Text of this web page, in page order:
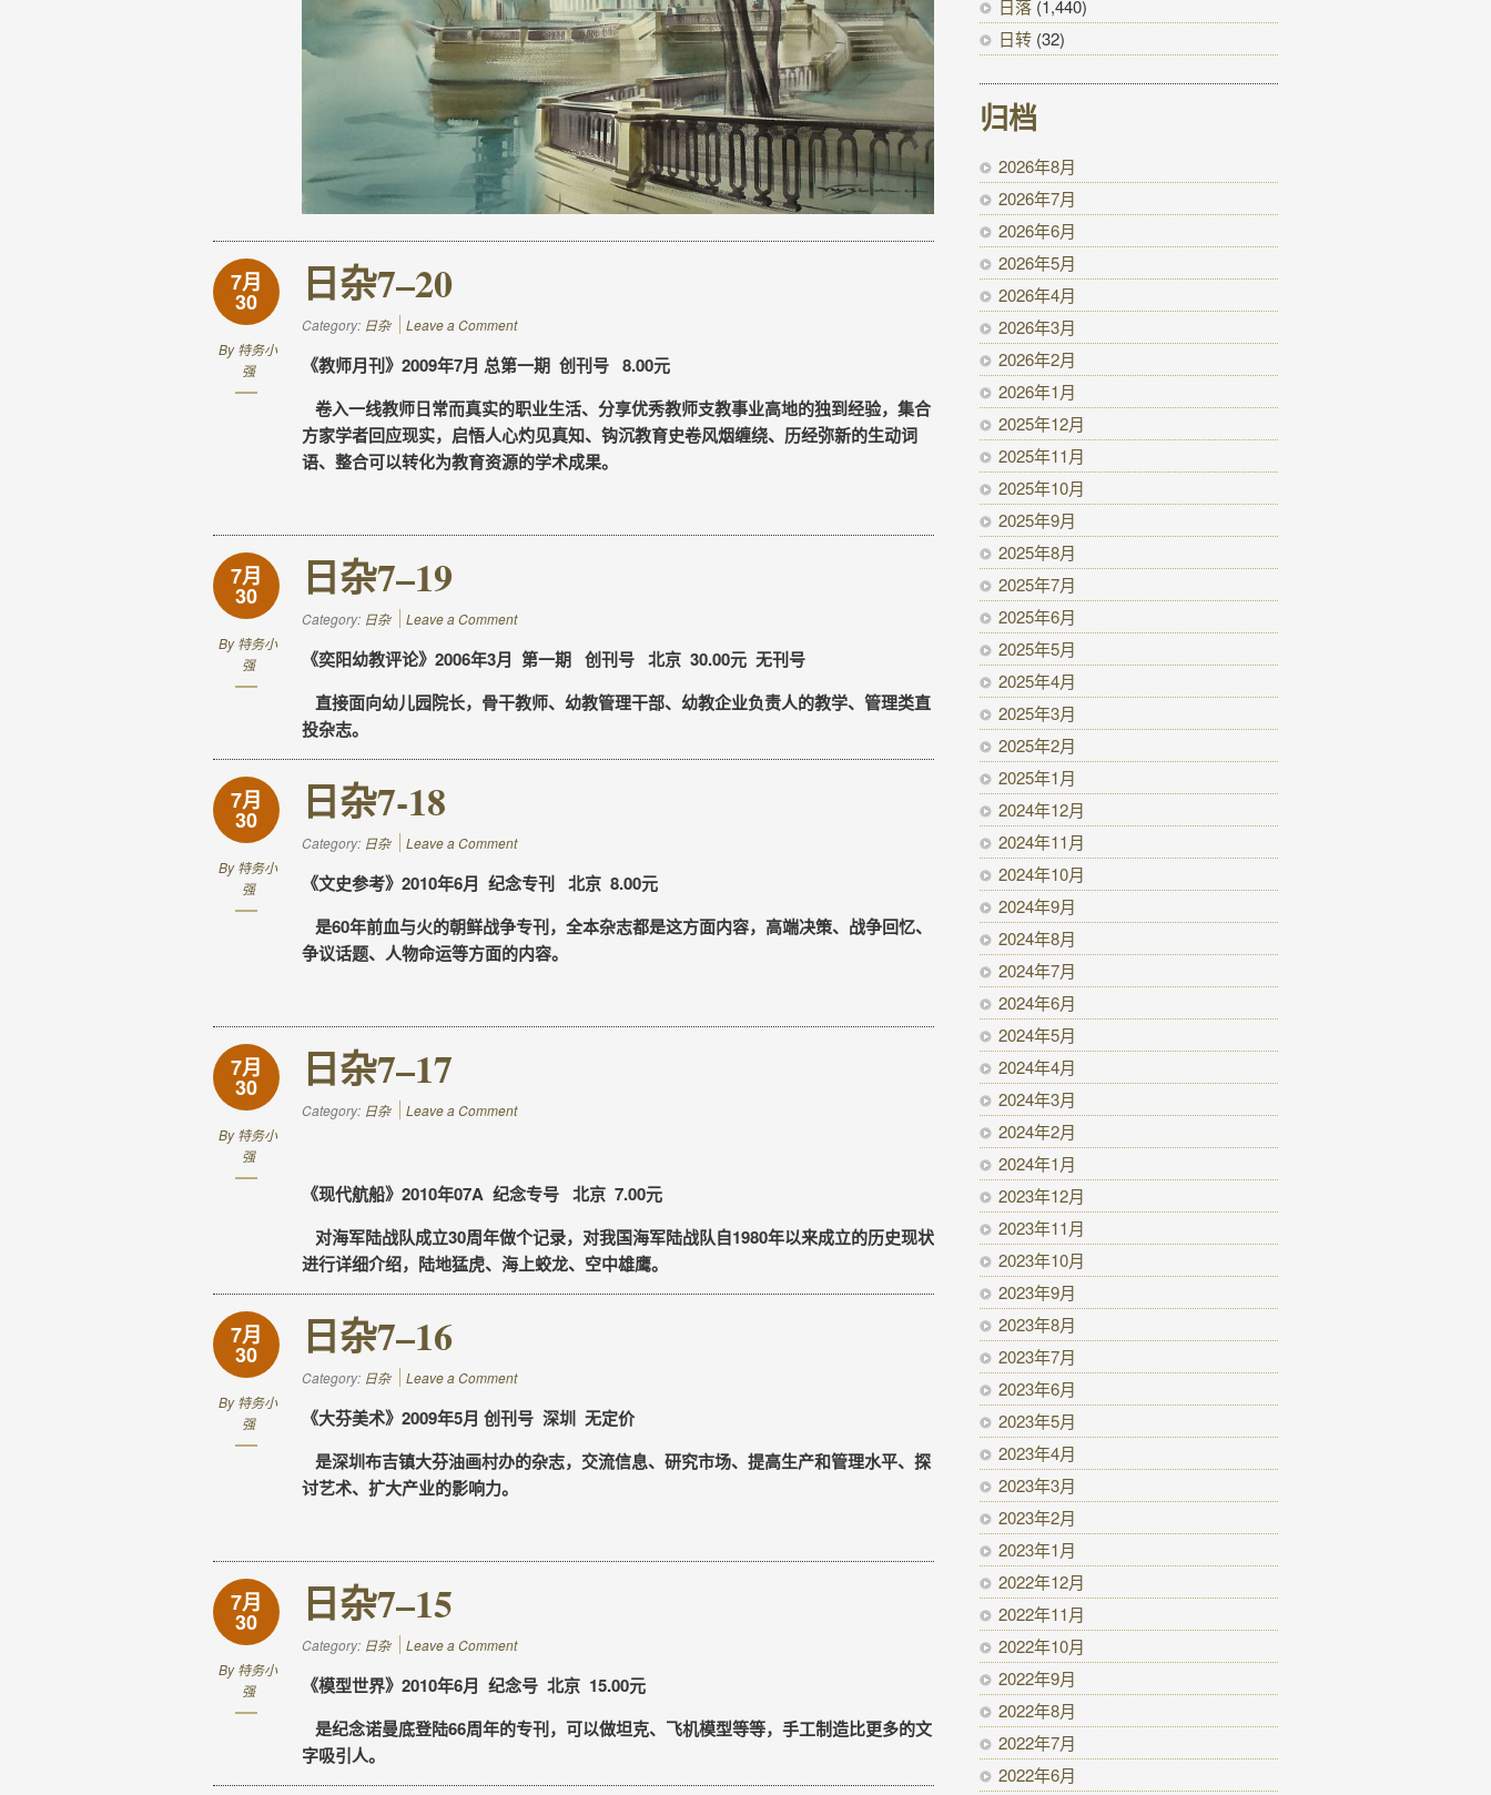
7月
30
By特务小
强
日杂7–20
Category: 日杂 Leave a Comment
《教师月刊》2009年7月 总第一期 创刊号 8.00元
卷入一线教师日常而真实的职业生活、分享优秀教师支教事业高地的独到经验，集合
方家学者回应现实，启悟人心灼见真知、钩沉教育史卷风烟缠绕、历经弥新的生动词
语、整合可以转化为教育资源的学术成果。
7月
30
By特务小
强
日杂7–19
Category: 日杂 Leave a Comment
《奕阳幼教评论》2006年3月 第一期 创刊号 北京 30.00元 无刊号
直接面向幼儿园院长，骨干教师、幼教管理干部、幼教企业负责人的教学、管理类直
投杂志。
7月
30
By特务小
强
日杂7-18
Category: 日杂 Leave a Comment
《文史参考》2010年6月 纪念专刊 北京 8.00元
是60年前血与火的朝鲜战争专刊，全本杂志都是这方面内容，高端决策、战争回忆、
争议话题、人物命运等方面的内容。
7月
30
By特务小
强
日杂7–17
Category: 日杂 Leave a Comment
《现代航船》2010年07A 纪念专号 北京 7.00元
对海军陆战队成立30周年做个记录，对我国海军陆战队自1980年以来成立的历史现状
进行详细介绍，陆地猛虎、海上蛟龙、空中雄鹰。
7月
30
By特务小
强
日杂7–16
Category: 日杂 Leave a Comment
《大芬美术》2009年5月 创刊号 深圳 无定价
是深圳布吉镇大芬油画村办的杂志，交流信息、研究市场、提高生产和管理水平、探
讨艺术、扩大产业的影响力。
7月
30
By特务小
强
日杂7–15
Category: 日杂 Leave a Comment
《模型世界》2010年6月 纪念号 北京 15.00元
是纪念诺曼底登陆66周年的专刊，可以做坦克、飞机模型等等，手工制造比更多的文
字吸引人。
日落 (1,440)
日转 (32)
归档
2026年8月
2026年7月
2026年6月
2026年5月
2026年4月
2026年3月
2026年2月
2026年1月
2025年12月
2025年11月
2025年10月
2025年9月
2025年8月
2025年7月
2025年6月
2025年5月
2025年4月
2025年3月
2025年2月
2025年1月
2024年12月
2024年11月
2024年10月
2024年9月
2024年8月
2024年7月
2024年6月
2024年5月
2024年4月
2024年3月
2024年2月
2024年1月
2023年12月
2023年11月
2023年10月
2023年9月
2023年8月
2023年7月
2023年6月
2023年5月
2023年4月
2023年3月
2023年2月
2023年1月
2022年12月
2022年11月
2022年10月
2022年9月
2022年8月
2022年7月
2022年6月